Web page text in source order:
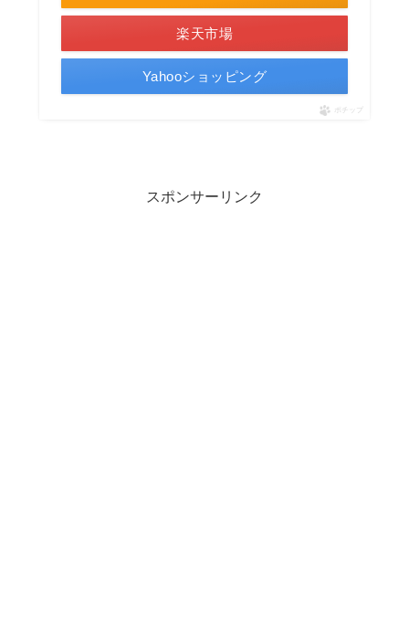
楽天市場
Yahooショッピング
ポチップ
スポンサーリンク